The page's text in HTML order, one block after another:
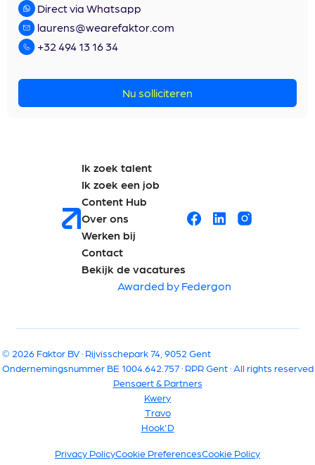
Direct via Whatsapp
laurens@wearefaktor.com
+32 494 13 16 34
Nu solliciteren
Ik zoek talent
Ik zoek een job
Content Hub
Over ons
Werken bij
Contact
Bekijk de vacatures
Awarded by Federgon
© 2026 Faktor BV · Rijvisschepark 74, 9052 Gent
Ondernemingsnummer BE 1004.642.757 · RPR Gent · All rights reserved
Pensaert & Partners
Kwery
Travo
Hook'D
Privacy PolicyCookie PreferencesCookie Policy